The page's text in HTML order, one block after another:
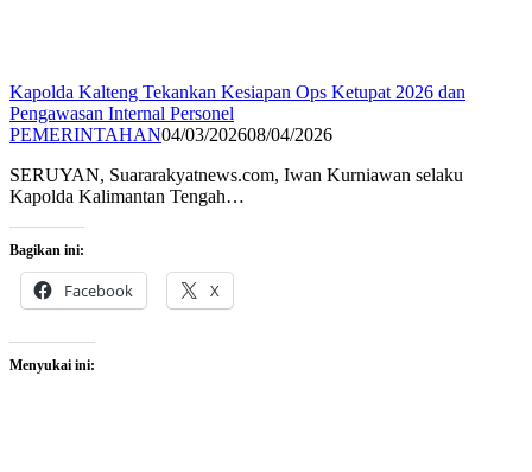
Kapolda Kalteng Tekankan Kesiapan Ops Ketupat 2026 dan
Pengawasan Internal Personel
PEMERINTAHAN04/03/202608/04/2026
SERUYAN, Suararakyatnews.com, Iwan Kurniawan selaku
Kapolda Kalimantan Tengah…
Bagikan ini:
Facebook X
Menyukai ini: